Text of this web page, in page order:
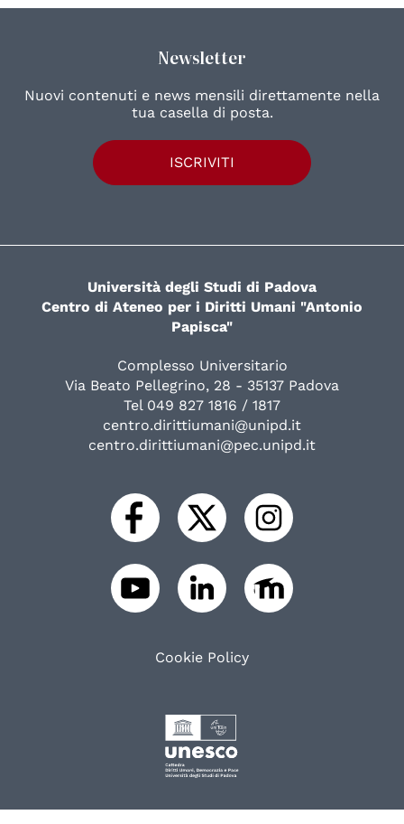
Newsletter
Nuovi contenuti e news mensili direttamente nella
tua casella di posta.
ISCRIVITI
Università degli Studi di Padova
Centro di Ateneo per i Diritti Umani "Antonio
Papisca"
Complesso Universitario
Via Beato Pellegrino, 28 - 35137 Padova
Tel 049 827 1816 / 1817
centro.dirittiumani@unipd.it
centro.dirittiumani@pec.unipd.it
Cookie Policy